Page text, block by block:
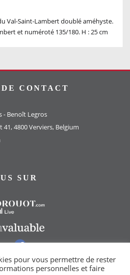
Val-Saint-Lambert doublé améhyste.
et numéroté 135/180. H : 25 cm
CONTACT
- Benoît Legros
4800 Verviers, Belgium
SUR
Vers notre groupe Facebook
pour vous permettre de rester
personnelles et faire